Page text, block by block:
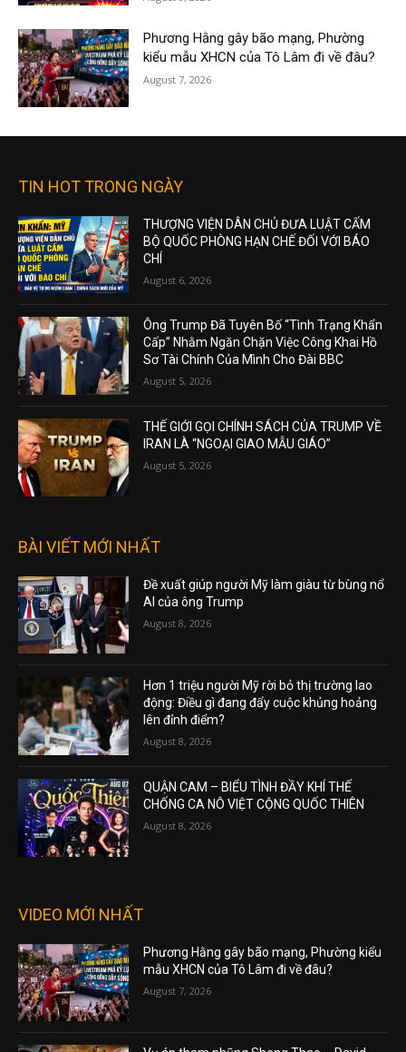
Phương Hằng gây bão mạng, Phường
kiểu mẫu XHCN của Tô Lâm đi về đâu?
August 7, 2026
TIN HOT TRONG NGÀY
THƯỢNG VIỆN DÂN CHỦ ĐƯA LUẬT CẤM
BỘ QUỐC PHÒNG HẠN CHẾ ĐỐI VỚI BÁO
CHÍ
August 6, 2026
Ông Trump Đã Tuyên Bố “Tình Trạng Khẩn
Cấp” Nhằm Ngăn Chặn Việc Công Khai Hồ
Sơ Tài Chính Của Mình Cho Đài BBC
August 5, 2026
THẾ GIỚI GỌI CHÍNH SÁCH CỦA TRUMP VỀ
IRAN LÀ “NGOẠI GIAO MẪU GIÁO”
August 5, 2026
BÀI VIẾT MỚI NHẤT
Đề xuất giúp người Mỹ làm giàu từ bùng nổ
AI của ông Trump
August 8, 2026
Hơn 1 triệu người Mỹ rời bỏ thị trường lao
động: Điều gì đang đẩy cuộc khủng hoảng
lên đỉnh điểm?
August 8, 2026
QUẬN CAM – BIỂU TÌNH ĐẦY KHÍ THẾ
CHỐNG CA NÔ VIỆT CỘNG QUỐC THIÊN
August 8, 2026
VIDEO MỚI NHẤT
Phương Hằng gây bão mạng, Phường kiểu
mẫu XHCN của Tô Lâm đi về đâu?
August 7, 2026